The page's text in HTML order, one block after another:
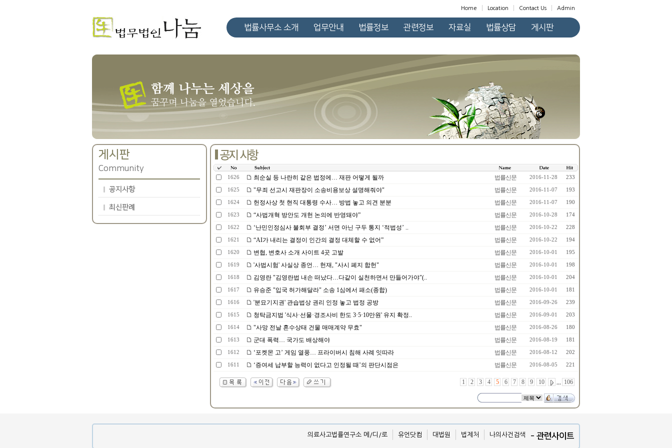
Home Location Contact Us Admin
법률사무소 소개 업무안내 법률정보 관련정보 자료실 법률상담 게시판
게시판
Community
공지사항
최신판례
1626 최순실 등 나란히 같은 법정에… 재판 어떻게 될까 법률신문 2016-11-28 233
1625 "무죄 선고시 재판장이 소송비용보상 설명해줘야" 법률신문 2016-11-07 193
1624 헌정사상 첫 현직 대통령 수사… 방법 놓고 의견 분분 법률신문 2016-11-07 190
1623 “사법개혁 방안도 개헌 논의에 반영돼야” 법률신문 2016-10-28 174
1622 ‘난민인정심사 불회부 결정’ 서면 아닌 구두 통지 ‘적법성’ .. 법률신문 2016-10-22 228
1621 “AI가 내리는 결정이 인간의 결정 대체할 수 없어” 법률신문 2016-10-22 194
1620 변협, 변호사 소개 사이트 4곳 고발 법률신문 2016-10-01 195
1619 '사법시험' 사실상 종언… 헌재, "사시 폐지 합헌" 법률신문 2016-10-01 198
1618 김영란 "김영란법 내손 떠났다…다같이 실천하면서 만들어가야"(.. 법률신문 2016-10-01 204
1617 유승준 "입국 허가해달라" 소송 1심에서 패소(종합) 법률신문 2016-10-01 181
1616 '분묘기지권' 관습법상 권리 인정 놓고 법정 공방 법률신문 2016-09-26 239
1615 청탁금지법 '식사·선물·경조사비 한도 3·5·10만원' 유지 확정.. 법률신문 2016-09-01 203
1614 "사망 전날 혼수상태 건물 매매계약 무효" 법률신문 2016-08-26 180
1613 군대 폭력… 국가도 배상해야 법률신문 2016-08-19 181
1612 ‘포켓몬 고’ 게임 열풍… 프라이버시 침해 사례 잇따라 법률신문 2016-08-12 202
1611 ‘증여세 납부할 능력이 없다고 인정될 때’의 판단시점은 법률신문 2016-08-05 221
1 2 3 4 5 6 7 8 9 10 ,,, 106
- 관련사이트
나의사건검색
법제처
대법원
유언닷컴
의료사고법률연구소 메/디/로